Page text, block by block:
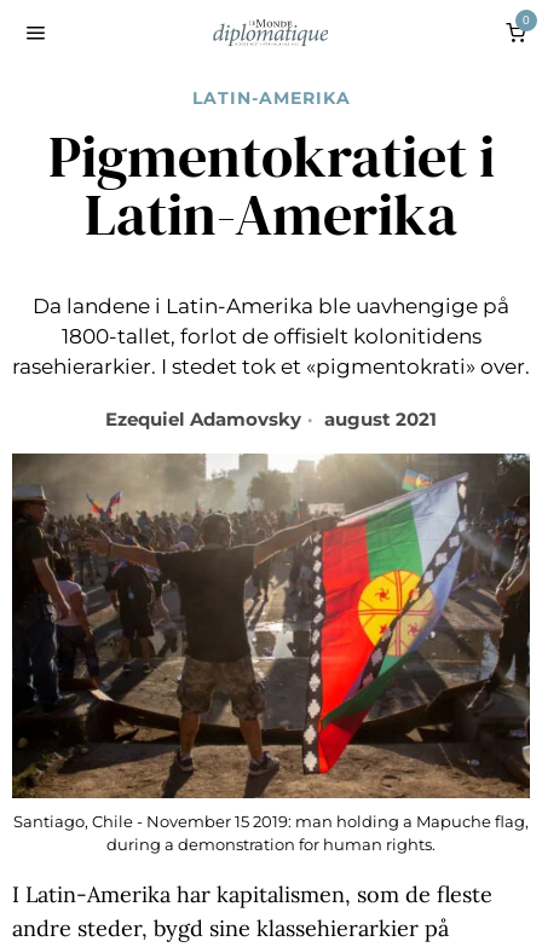
0
LATIN-AMERIKA
Pigmentokratiet i
Latin-Amerika
Da landene i Latin-Amerika ble uavhengige på
1800-tallet, forlot de offisielt kolonitidens
rasehierarkier. I stedet tok et «pigmentokrati» over.
Ezequiel Adamovsky august 2021
Santiago, Chile - November 15 2019: man holding a Mapuche flag,
during a demonstration for human rights.
I Latin-Amerika har kapitalismen, som de fleste
andre steder, bygd sine klassehierarkier på